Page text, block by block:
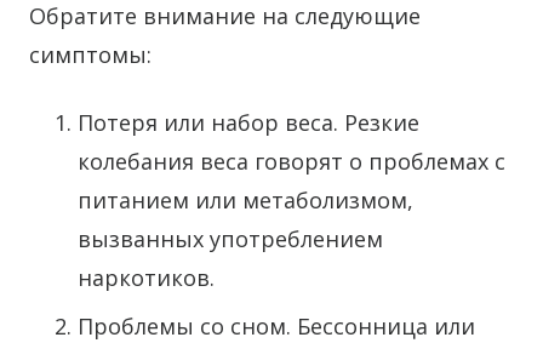
Обратите внимание на следующие
симптомы:
Потеря или набор веса. Резкие
колебания веса говорят о проблемах с
питанием или метаболизмом,
вызванных употреблением
наркотиков.
Проблемы со сном. Бессонница или